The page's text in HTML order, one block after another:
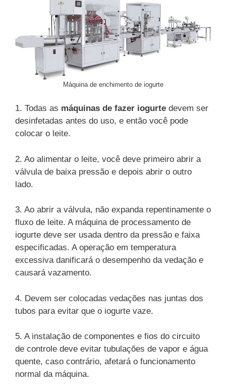
Máquina de enchimento de iogurte
1. Todas as máquinas de fazer iogurte devem ser
desinfetadas antes do uso, e então você pode
colocar o leite.
2. Ao alimentar o leite, você deve primeiro abrir a
válvula de baixa pressão e depois abrir o outro
lado.
3. Ao abrir a válvula, não expanda repentinamente o
fluxo de leite. A máquina de processamento de
iogurte deve ser usada dentro da pressão e faixa
especificadas. A operação em temperatura
excessiva danificará o desempenho da vedação e
causará vazamento.
4. Devem ser colocadas vedações nas juntas dos
tubos para evitar que o iogurte vaze.
5. A instalação de componentes e fios do circuito
de controle deve evitar tubulações de vapor e água
quente, caso contrário, afetará o funcionamento
normal da máquina.